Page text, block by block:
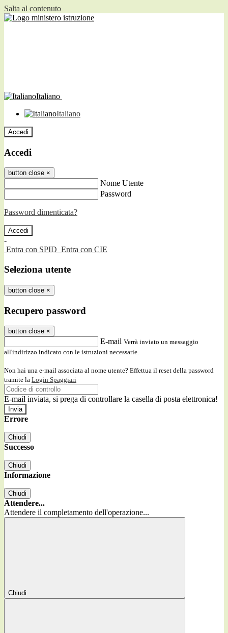
Salta al contenuto
Italiano
Italiano
Accedi
Accedi
button close ×
Nome Utente
Password
Password dimenticata?
-
Entra con SPID Entra con CIE
Seleziona utente
button close ×
Recupero password
button close ×
E-mail Verrà inviato un messaggio
all'indirizzo indicato con le istruzioni necessarie.
Non hai una e-mail associata al nome utente? Effettua il reset della password
tramite la Login Spaggiari
E-mail inviata, si prega di controllare la casella di posta elettronica!
Errore
Chiudi
Successo
Chiudi
Informazione
Chiudi
Attendere...
Attendere il completamento dell'operazione...
Chiudi